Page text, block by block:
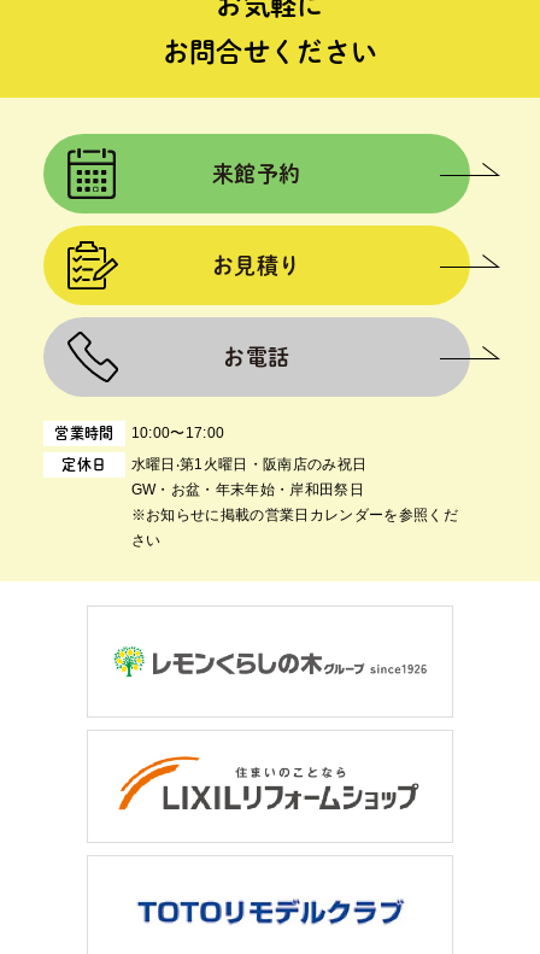
お気軽に
お問合せください
営業時間 10:00〜17:00
定休日
⽔曜⽇‧第1⽕曜⽇・阪南店のみ祝日
GW・お盆・年末年始・岸和田祭日
※お知らせに掲載の営業日カレンダーを参照くだ
さい
来館予約
お見積り
お電話